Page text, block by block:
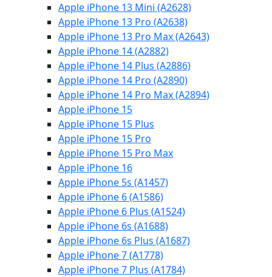
Apple iPhone 13 Mini (A2628)
Apple iPhone 13 Pro (A2638)
Apple iPhone 13 Pro Max (A2643)
Apple iPhone 14 (A2882)
Apple iPhone 14 Plus (A2886)
Apple iPhone 14 Pro (A2890)
Apple iPhone 14 Pro Max (A2894)
Apple iPhone 15
Apple iPhone 15 Plus
Apple iPhone 15 Pro
Apple iPhone 15 Pro Max
Apple iPhone 16
Apple iPhone 5s (A1457)
Apple iPhone 6 (A1586)
Apple iPhone 6 Plus (A1524)
Apple iPhone 6s (A1688)
Apple iPhone 6s Plus (A1687)
Apple iPhone 7 (A1778)
Apple iPhone 7 Plus (A1784)